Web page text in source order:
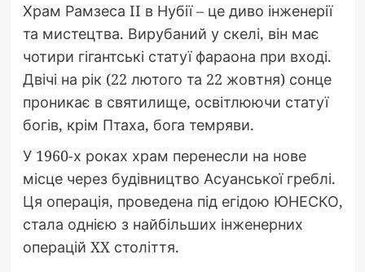
Храм Рамзеса II в Нубії – це диво інженерії
та мистецтва. Вирубаний у скелі, він має
чотири гігантські статуї фараона при вході.
Двічі на рік (22 лютого та 22 жовтня) сонце
проникає в святилище, освітлюючи статуї
богів, крім Птаха, бога темряви.
У 1960-х роках храм перенесли на нове
місце через будівництво Асуанської греблі.
Ця операція, проведена під егідою ЮНЕСКО,
стала однією з найбільших інженерних
операцій XX століття.